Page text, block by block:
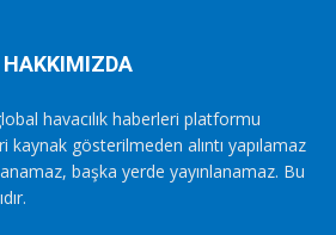
HAKKIMIZDA
havacılık haberleri platformu
gösterilmeden alıntı yapılamaz
başka yerde yayınlanamaz. Bu